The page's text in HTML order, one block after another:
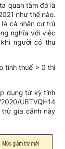
quan tâm đó là
như thế nào.
cá nhân cư trú
nghĩa với việc
người có thu
tính thuế > 0 thì
dụng từ kỳ tính
UBTVQH14
gia cảnh này